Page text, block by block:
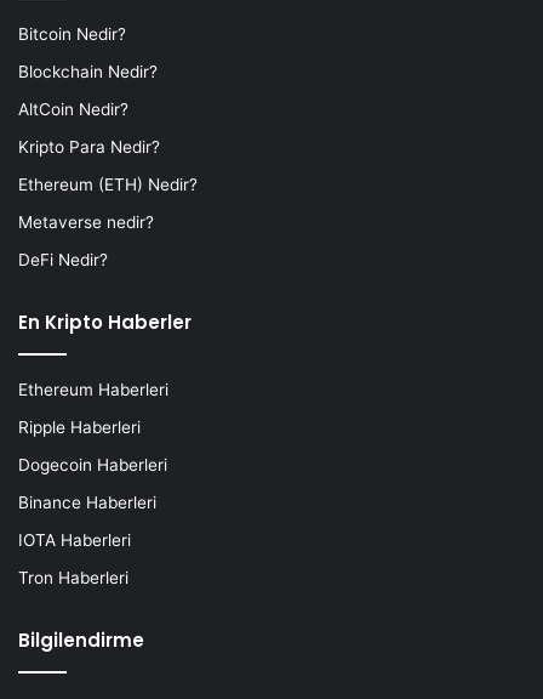
Bitcoin Nedir?
Blockchain Nedir?
AltCoin Nedir?
Kripto Para Nedir?
Ethereum (ETH) Nedir?
Metaverse nedir?
DeFi Nedir?
En Kripto Haberler
Ethereum Haberleri
Ripple Haberleri
Dogecoin Haberleri
Binance Haberleri
IOTA Haberleri
Tron Haberleri
Bilgilendirme